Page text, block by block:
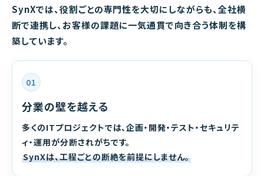
SynXでは、役割ごとの専門性を大切にしながらも、全社横
断で連携し、お客様の課題に一気通貫で向き合う体制を構
築しています。
01
分業の壁を越える
多くのITプロジェクトでは、企画・開発・テスト・セキュリテ
ィ・運用が分断されがちです。
SynXは、工程ごとの断絶を前提にしません。